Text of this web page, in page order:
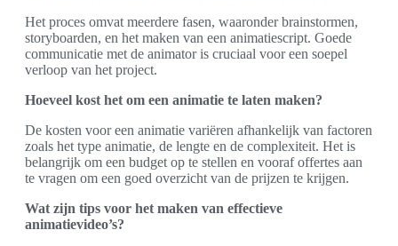
Het proces omvat meerdere fasen, waaronder brainstormen,
storyboarden, en het maken van een animatiescript. Goede
communicatie met de animator is cruciaal voor een soepel
verloop van het project.
Hoeveel kost het om een animatie te laten maken?
De kosten voor een animatie variëren afhankelijk van factoren
zoals het type animatie, de lengte en de complexiteit. Het is
belangrijk om een budget op te stellen en vooraf offertes aan
te vragen om een goed overzicht van de prijzen te krijgen.
Wat zijn tips voor het maken van effectieve
animatievideo’s?